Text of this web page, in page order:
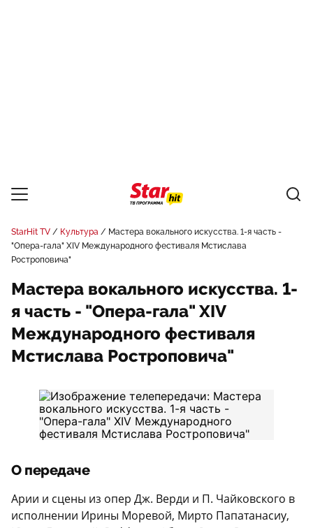
StarHit TV Культура
Мастера вокального искусства. 1-я часть -
"Опера-гала" XIV Международного фестиваля Мстислава
Ростроповича"
Мастера вокального искусства. 1-
я часть - "Опера-гала" XIV
Международного фестиваля
Мстислава Ростроповича"
О передаче
Арии и сцены из опер Дж. Верди и П. Чайковского в
исполнении Ирины Моревой, Мирто Папатанасиу,